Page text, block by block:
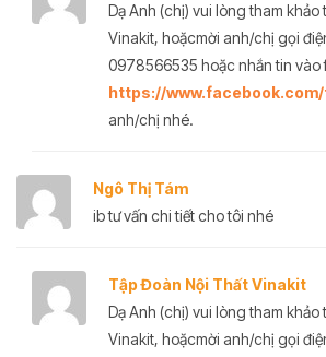
Dạ Anh (chị) vui lòng tham
Vinakit, hoặcmời anh/chị gọi
0978566535 hoặc nhắn tin vào
https://
anh/chị nhé.
Ngô Thị Tám
ib tư vấn chi tiết cho tôi nhé
Tập Đoàn Nội Thất Vinakit
Dạ Anh (chị) vui lòng tham
Vinakit, hoặcmời anh/chị gọi